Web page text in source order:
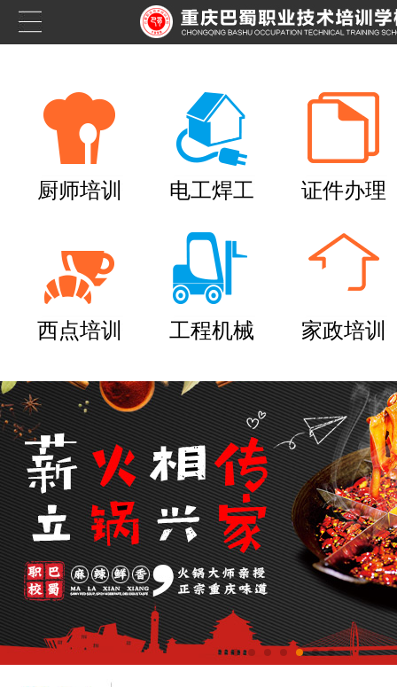
厨师培训 电工焊工 证件办理
西点培训 工程机械 家政培训
养老护理员培训——提
十二月：保持热爱，成
跟“emo”说拜拜！
浓浓端午情，欢乐“粽
这个春天，以爱之名，
养老护理员培训——提